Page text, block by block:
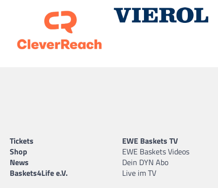
Tickets
Shop
News
Baskets4Life e.V.
EWE Baskets TV
EWE Baskets Videos
Dein DYN Abo
Live im TV